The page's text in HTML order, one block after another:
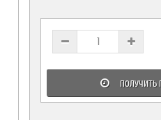
ПОЛУЧИТЬ